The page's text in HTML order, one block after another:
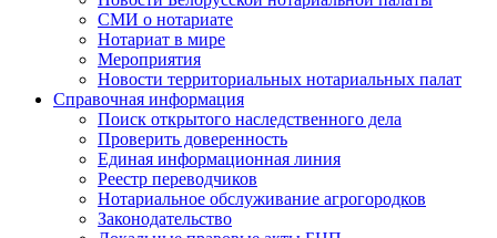
СМИ о нотариате
Нотариат в мире
Мероприятия
Новости территориальных нотариальных палат
Справочная информация
Поиск открытого наследственного дела
Проверить доверенность
Единая информационная линия
Реестр переводчиков
Нотариальное обслуживание агрогородков
Законодательство